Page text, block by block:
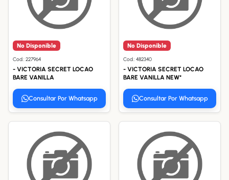
No Disponible
Cod.: 227964
- VICTORIA SECRET LOCAO
BARE VANILLA
Consultar Por Whatsapp
No Disponible
Cod.: 482340
- VICTORIA SECRET LOCAO
BARE VANILLA NEW*
Consultar Por Whatsapp